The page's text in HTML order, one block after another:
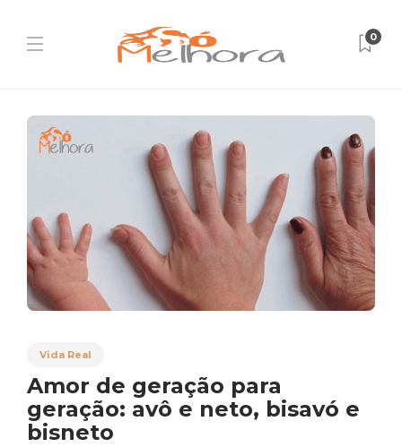
0
Vida Real
Amor de geração para
geração: avô e neto, bisavó e
bisneto